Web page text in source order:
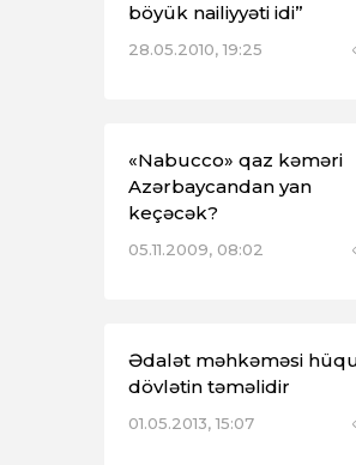
böyük nailiyyəti idi”
28.05.2010, 19:25
«Nabucco» qaz kəməri
Azərbaycandan yan
keçəcək?
05.11.2009, 08:02
Ədalət məhkəməsi
dövlətin təməlidir
01.05.2013, 15:07